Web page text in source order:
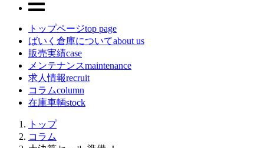
トップページtop page
ばいく倉庫についてabout us
販売実績case
メンテナンスmaintenance
求人情報recruit
コラムcolumn
在庫車輌stock
トップ
コラム